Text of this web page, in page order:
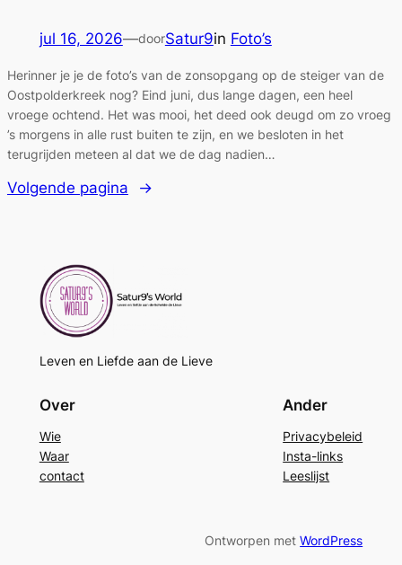
jul 16, 2026—doorSatur9in Foto’s
Herinner je je de foto’s van de zonsopgang op de steiger van de
Oostpolderkreek nog? Eind juni, dus lange dagen, een heel
vroege ochtend. Het was mooi, het deed ook deugd om zo vroeg
’s morgens in alle rust buiten te zijn, en we besloten in het
terugrijden meteen al dat we de dag nadien…
Volgende pagina →
Leven en Liefde aan de Lieve
Over
Wie
Waar
contact
Ander
Privacybeleid
Insta-links
Leeslijst
Ontworpen metWordPress